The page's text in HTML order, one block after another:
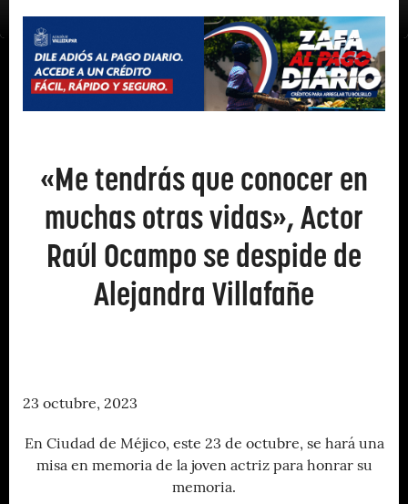
«Me tendrás que conocer en
muchas otras vidas», Actor
Raúl Ocampo se despide de
Alejandra Villafañe
23 octubre, 2023
En Ciudad de Méjico, este 23 de octubre, se hará una
misa en memoria de la joven actriz para honrar su
memoria.